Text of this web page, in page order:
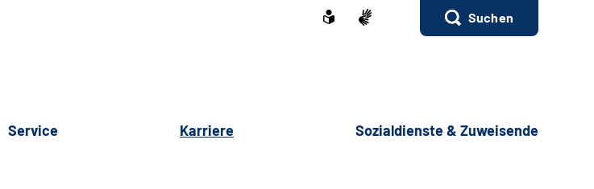
Suchen
Service Karriere Sozialdienste & Zuweisende